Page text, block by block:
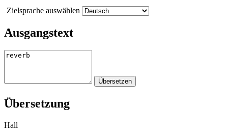
Zielsprache auswählen
Ausgangstext
Übersetzung
Hall